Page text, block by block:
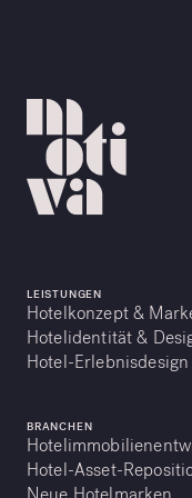
LEISTUNGEN
Hotelkonzept &
Hotelidentität &
Hotel-Erlebnisdesign
BRANCHEN
Hotel-Asset-